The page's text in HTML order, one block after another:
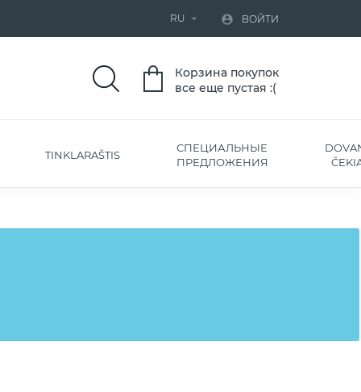
RU   ВОЙТИ
Корзина покупок
все еще пустая :(
TINKLARAŠTIS
СПЕЦИАЛЬНЫЕ
ПРЕДЛОЖЕНИЯ